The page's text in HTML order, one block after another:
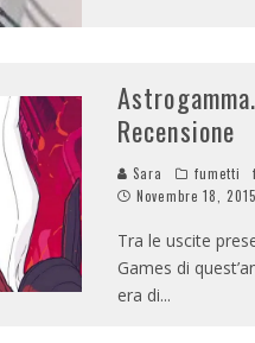
Recensione
Sara fumetti
Novembre 18, 2015
Tra le uscite
Games di
era di...